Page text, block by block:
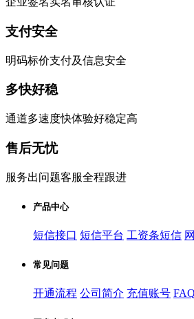
支付安全
明码标价支付及信息安全
多快好稳
通道多速度快体验好稳定高
售后无忧
服务出问题客服全程跟进
产品中心
短信接口 短信平台 工资条短信
常见问题
开通流程 公司简介 充值账号